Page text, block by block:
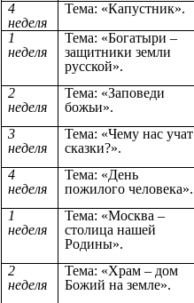
4
неделя
Тема: «Капустник».
1
неделя
Тема: «Богатыри –
защитники земли
русской».
2
неделя
Тема: «Заповеди
божьи».
3
неделя
Тема: «Чему нас учат
сказки?».
4
неделя
Тема: «День
пожилого человека».
1
неделя
Тема: «Москва –
столица нашей
Родины».
2
неделя
Тема: «Храм – дом
Божий на земле».